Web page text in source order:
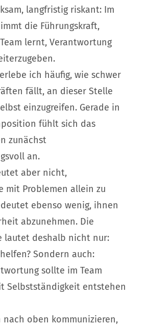
langfristig riskant: Im
die Führungskraft,
lernt, Verantwortung
ich häufig, wie schwer
fällt, an dieser Stelle
einzugreifen. Gerade in
fühlt sich das
zunächst
an.
aber nicht,
mit Problemen allein zu
ebenso wenig, ihnen
abzunehmen. Die
lautet deshalb nicht nur:
Sondern auch:
sollte im Team
Selbstständigkeit entstehen
nach oben kommunizieren,